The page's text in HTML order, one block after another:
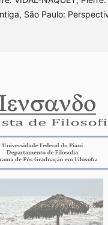
São Paulo: